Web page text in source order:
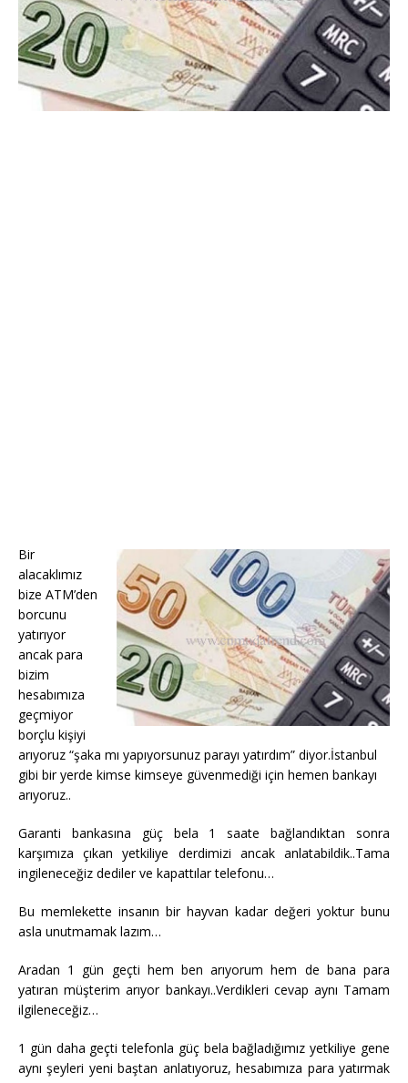
Bir
alacaklımız
bize ATM’den
borcunu
yatırıyor
ancak para
bizim
hesabımıza
geçmiyor
borçlu kişiyi
arıyoruz “şaka mı yapıyorsunuz parayı yatırdım” diyor.İstanbul
gibi bir yerde kimse kimseye güvenmediği için hemen bankayı
arıyoruz..
Garanti bankasına güç bela 1 saate bağlandıktan sonra
karşımıza çıkan yetkiliye derdimizi ancak anlatabildik..Tama
ingileneceğiz dediler ve kapattılar telefonu…
Bu memlekette insanın bir hayvan kadar değeri yoktur bunu
asla unutmamak lazım…
Aradan 1 gün geçti hem ben arıyorum hem de bana para
yatıran müşterim arıyor bankayı..Verdikleri cevap aynı Tamam
ilgileneceğiz…
1 gün daha geçti telefonla güç bela bağladığımız yetkiliye gene
aynı şeyleri yeni baştan anlatıyoruz, hesabımıza para yatırmak